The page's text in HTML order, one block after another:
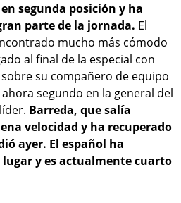
segunda posición y ha
parte de la jornada. El
mucho más cómodo
al final de la especial con
su compañero de equipo
segundo en la general del
Barreda, que salía
velocidad y ha recuperado
ayer. El español ha
y es actualmente cuarto